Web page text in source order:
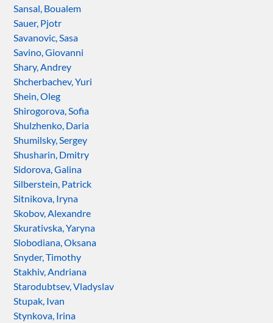
Sansal, Boualem
Sauer, Pjotr
Savanovic, Sasa
Savino, Giovanni
Shary, Andrey
Shcherbachev, Yuri
Shein, Oleg
Shirogorova, Sofia
Shulzhenko, Daria
Shumilsky, Sergey
Shusharin, Dmitry
Sidorova, Galina
Silberstein, Patrick
Sitnikova, Iryna
Skobov, Alexandre
Skurativska, Yaryna
Slobodiana, Oksana
Snyder, Timothy
Stakhiv, Andriana
Starodubtsev, Vladyslav
Stupak, Ivan
Stynkova, Irina